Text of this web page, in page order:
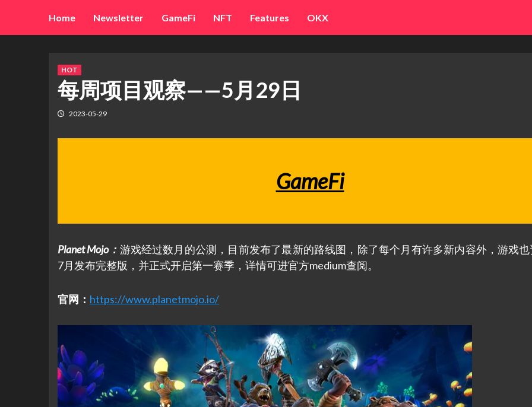
content
Home Newsletter GameFi NFT Features OKX
HOT
每周项目观察——5月29日
2023-05-29
GameFi
Planet Mojo： 游戏经过数月的公测，目前发布了最新的路线图，除了每个月有许多新内容外，游戏
7月发布完整版，并正式开启第一赛季，详情可进官方medium查阅。
官网： https://www.planetmojo.io/